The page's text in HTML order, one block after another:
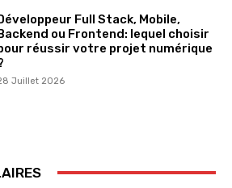
Full Stack, Mobile,
ou Frontend: lequel choisir
réussir votre projet numérique
Juillet 2026